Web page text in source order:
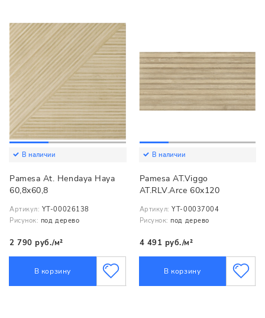
В наличии
Pamesa At. Hendaya Haya
60,8x60,8
Артикул: YT-00026138
Рисунок: под дерево
2 790 руб./м²
В корзину
В наличии
Pamesa AT.Viggo
AT.RLV.Arce 60x120
Артикул: YT-00037004
Рисунок: под дерево
4 491 руб./м²
В корзину